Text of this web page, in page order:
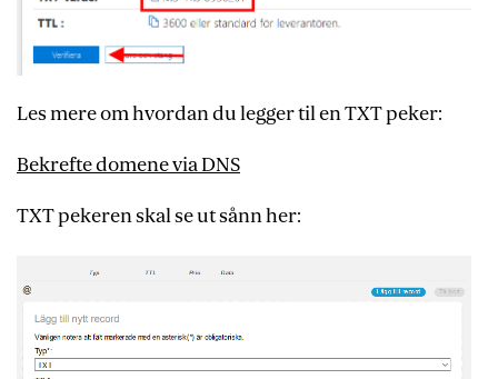
Les mere om hvordan du legger til en TXT peker:
Bekrefte domene via DNS
TXT pekeren skal se ut sånn her: